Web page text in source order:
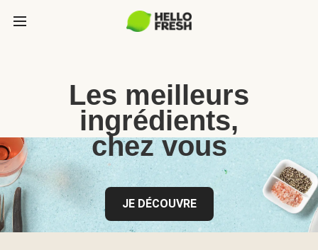
Les meilleurs
ingrédients,
chez vous
JE DÉCOUVRE